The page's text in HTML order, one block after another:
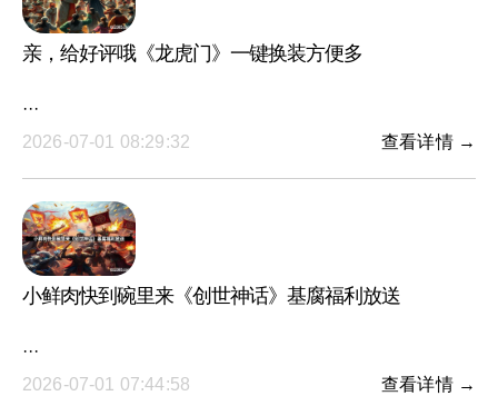
亲，给好评哦《龙虎门》一键换装方便多
···
2026-07-01 08:29:32
查看详情 →
小鲜肉快到碗里来《创世神话》基腐福利放送
···
2026-07-01 07:44:58
查看详情 →